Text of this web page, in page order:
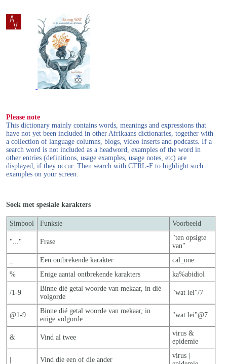
Please note
This dictionary mainly contains words, meanings and expressions that
have not yet been included in other Afrikaans dictionaries, together with
a collection of language columns, blogs, video inserts and podcasts. If a
search word is not included as a headword, examples of the word in
other entries (definitions, usage examples, usage notes, etc) are
displayed, if they occur. Then search with CTRL-F to highlight such
examples on your screen.
Soek met spesiale karakters
Simbool Funksie Voorbeeld
"..." Frase
"ten opsigte
van"
Een ontbrekende karakter
cal_one
%
Enige aantal ontbrekende karakters ka%abidiol
/1-9
Binne dié getal woorde van mekaar, in dié
volgorde
"wat lei"/7
@1-9
Binne dié getal woorde van mekaar, in
enige volgorde
"wat lei"@7
& Vind al twee
virus &
epidemie
Vind die een of die ander
virus |